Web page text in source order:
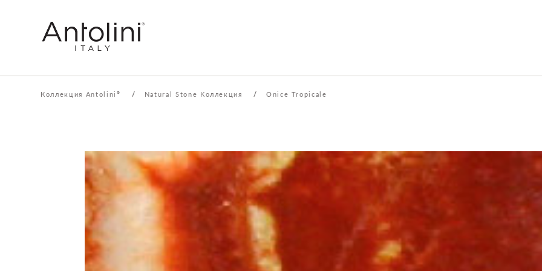
Коллекция Antolini ® / Natural Stone Коллекция / Onice Tropicale